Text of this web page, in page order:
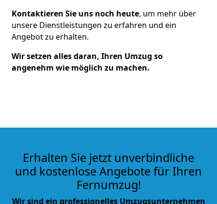
Kontaktieren Sie uns noch heute, um mehr über
unsere Dienstleistungen zu erfahren und ein
Angebot zu erhalten.
Wir setzen alles daran, Ihren Umzug so
angenehm wie möglich zu machen.
Erhalten Sie jetzt unverbindliche
und kostenlose Angebote für Ihren
Fernumzug!
Wir sind ein professionelles Umzugsunternehmen